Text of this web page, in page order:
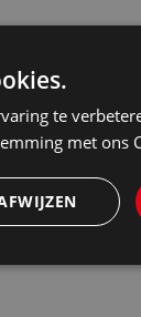
te
met ons